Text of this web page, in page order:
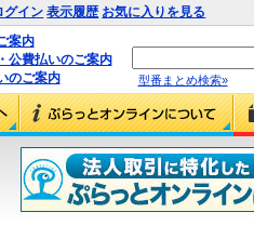
グイン 表示履歴 お気に入りを見る
案内
公費払いのご案内
のご案内
型番まとめ検索»